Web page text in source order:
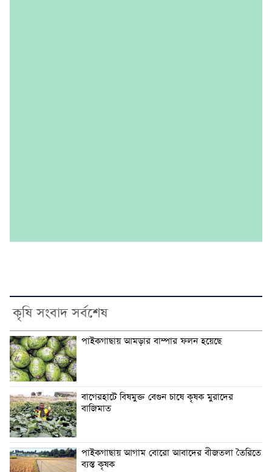
কৃষি সংবাদ সর্বশেষ
পাইকগাছায় আমড়ার বাম্পার ফলন হয়েছে
বাগেরহাটে বিষমুক্ত বেগুন চাষে কৃষক মুরাদের
বাজিমাত
পাইকগাছায় আগাম বোরো আবাদের বীজতলা তৈরিতে
ব্যস্ত কৃষক